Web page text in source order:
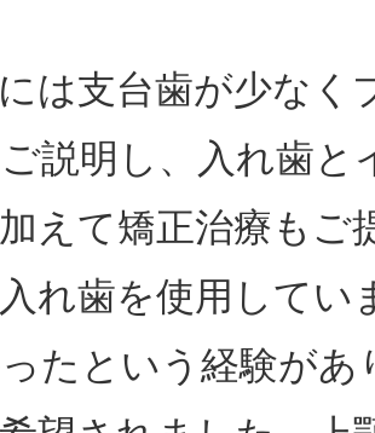
は支台歯が少なく
説明し、入れ歯と
えて矯正治療もご
れ歯を使用してい
たという経験があ